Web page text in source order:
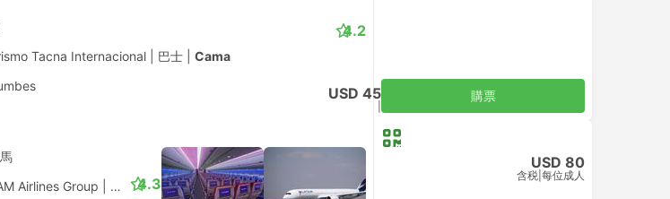
Tacna Internacional 巴士 Cama
4.2
USD 45 購票
Airlines Group 航班 #LA2052|經濟艙
4.3
USD 80
含税 每位成人